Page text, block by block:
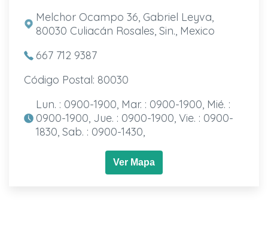
Melchor Ocampo 36, Gabriel Leyva,
80030 Culiacán Rosales, Sin., Mexico
667 712 9387
Código Postal: 80030
Lun. : 0900-1900, Mar. : 0900-1900, Mié. :
0900-1900, Jue. : 0900-1900, Vie. : 0900-
1830, Sab. : 0900-1430,
Ver Mapa